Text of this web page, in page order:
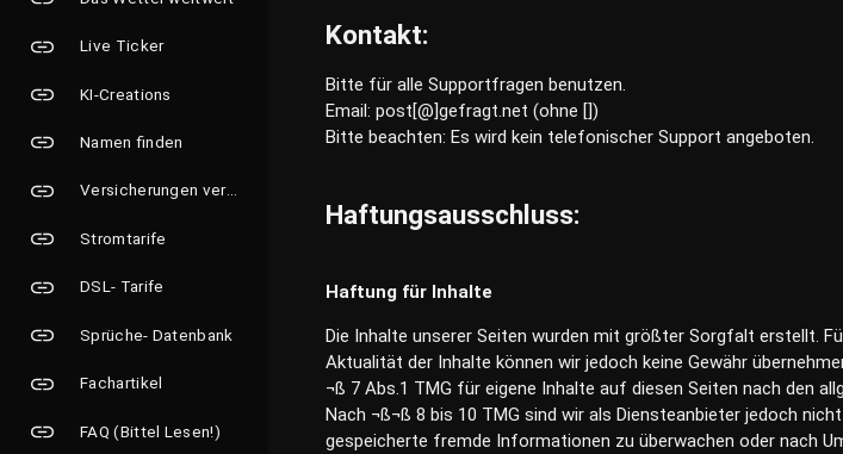
Live Ticker
KI-Creations
Namen finden
Versicherungen vergleichen
Stromtarife
DSL- Tarife
Sprüche- Datenbank
Fachartikel
FAQ (Bittel Lesen!)
Kontakt:
Bitte für alle Supportfragen benutzen.
Email: post[@]gefragt.net (ohne [])
Bitte beachten: Es wird kein telefonischer Support angeboten.
Haftungsausschluss:
Haftung für Inhalte
Die Inhalte unserer Seiten wurden mit größter Sorgfalt erstellt.
Aktualität der Inhalte können wir jedoch keine Gewähr
¬ß 7 Abs.1 TMG für eigene Inhalte auf diesen Seiten nach den
Nach ¬ß¬ß 8 bis 10 TMG sind wir als Diensteanbieter jedoch
gespeicherte fremde Informationen zu überwachen oder nach